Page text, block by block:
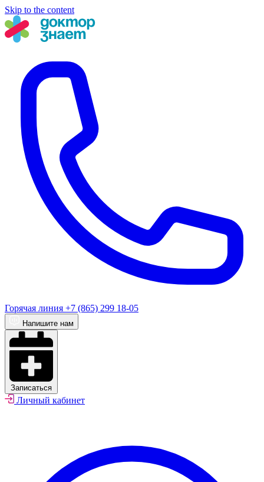
Skip to the content
Горячая линия +7 (865) 299 18-05
Напишите нам
Записаться
Личный кабинет